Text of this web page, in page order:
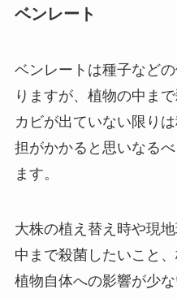
ベンレート
ベンレートは種子など
りますが、植物の中ま
カビが出ていない限り
担がかかると思いなる
ます。
大株の植え替え時や現
中まで殺菌したいこと
植物自体への影響が少